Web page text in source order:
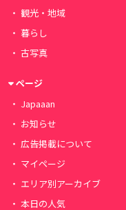
観光・地域
暮らし
古写真
ページ
Japaaan
お知らせ
広告掲載について
マイページ
エリア別アーカイブ
本日の人気